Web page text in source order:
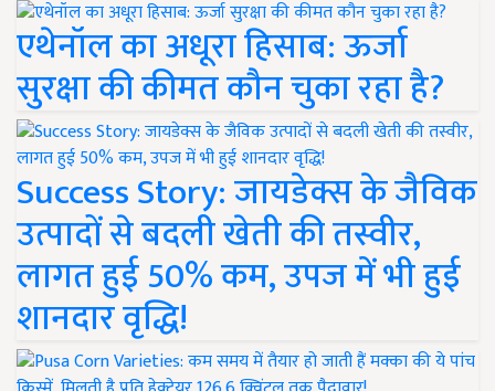
एथेनॉल का अधूरा हिसाब: ऊर्जा
सुरक्षा की कीमत कौन चुका रहा है?
Success Story: जायडेक्स के जैविक
उत्पादों से बदली खेती की तस्वीर,
लागत हुई 50% कम, उपज में भी हुई
शानदार वृद्धि!